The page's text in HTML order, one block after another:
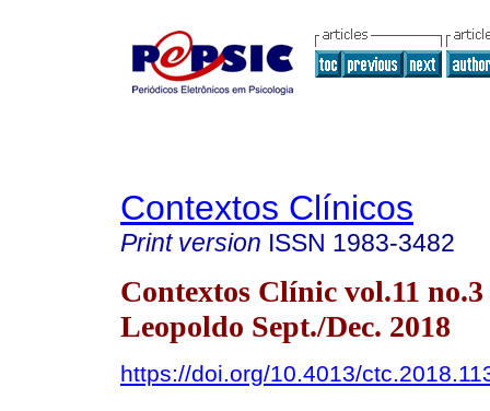
Contextos Clínicos
Print version ISSN 1983-3482
Contextos Clínic vol.11 no.3
Leopoldo Sept./Dec. 2018
https://doi.org/10.4013/